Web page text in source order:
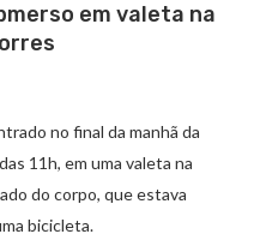
em valeta na
no final da manhã da
11h, em uma valeta na
do corpo, que estava
bicicleta.